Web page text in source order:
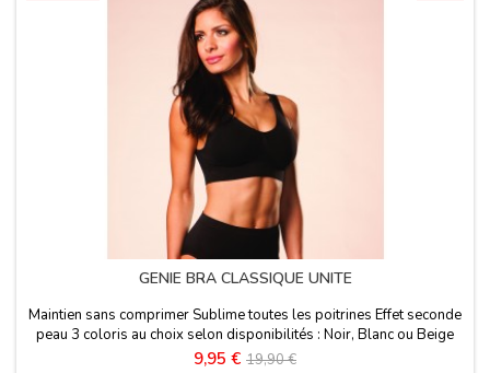
GENIE BRA CLASSIQUE UNITE
Maintien sans comprimer Sublime toutes les poitrines Effet seconde
peau 3 coloris au choix selon disponibilités : Noir, Blanc ou Beige
Prix
9,95 € Prix
19,90 €